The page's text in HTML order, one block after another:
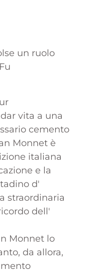
un ruolo
vita a una
cemento
Monnet è
italiana
e la
d'
straordinaria
dell'
Monnet lo
da allora,